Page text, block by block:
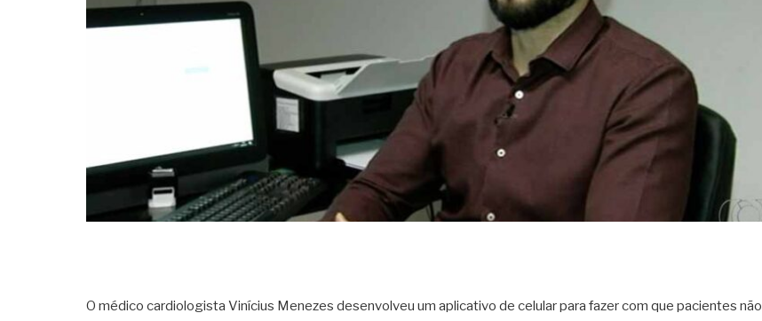
O médico cardiologista Vinícius Menezes desenvolveu um aplicativo de celular para fazer com que pacientes não